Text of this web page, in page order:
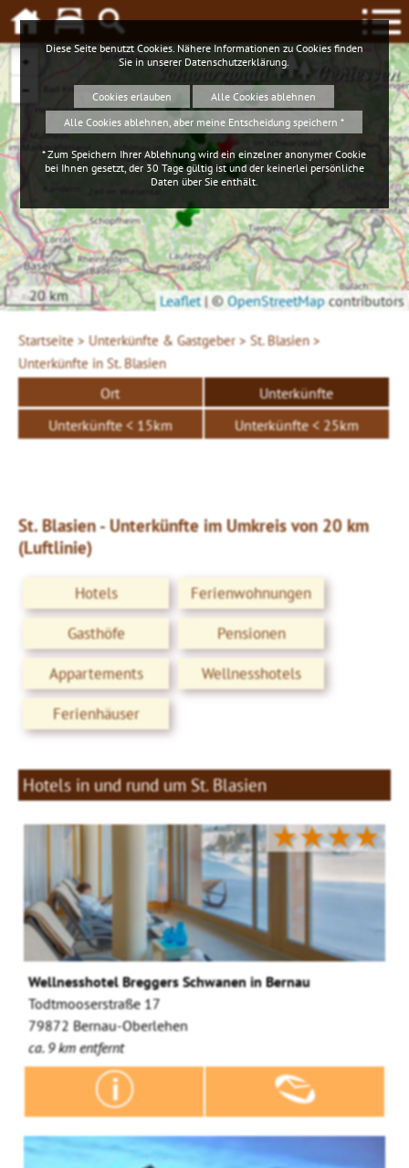
Schwarzwald Geniessen
+
−
20 km Leaflet | © OpenStreetMapcontributors
Startseite > Unterkünfte & Gastgeber > St. Blasien >
Unterkünfte in St. Blasien
Ort
Unterkünfte
Unterkünfte < 15km
Unterkünfte < 25km
St. Blasien - Unterkünfte im Umkreis von 20 km
(Luftlinie)
Hotels
Ferienwohnungen
Gasthöfe
Pensionen
Appartements
Wellnesshotels
Ferienhäuser
Hotels in und rund um St. Blasien
★★★★
Wellnesshotel Breggers Schwanen in Bernau
Todtmooserstraße 17
79872 Bernau-Oberlehen
ca. 9 km entfernt
Diese Seite benutzt Cookies. Nähere Informationen zu Cookies finden
Sie in unserer Datenschutzerklärung
Cookies erlauben
Alle Cookies ablehnen
Alle Cookies ablehnen, aber meine Entscheidung speichern *
* Zum Speichern Ihrer Ablehnung wird ein einzelner anonymer Cookie
bei Ihnen gesetzt, der 30 Tage gültig ist und der keinerlei persönliche
Daten über Sie enthält.